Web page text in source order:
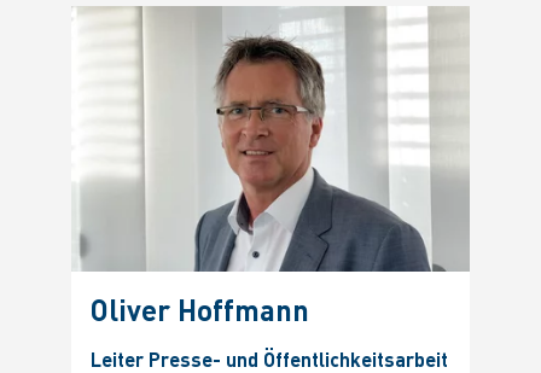
Oliver Hoffmann
Leiter Presse- und Öffentlichkeitsarbeit